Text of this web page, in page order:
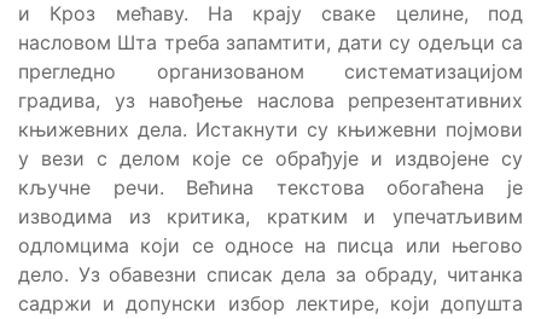
и Кроз мећаву. На крају сваке целине, под
насловом Шта треба запамтити, дати су одељци са
прегледно организованом систематизацијом
градива, уз навођење наслова репрезентативних
књижевних дела. Истакнути су књижевни појмови
у вези с делом које се обрађује и издвојене су
кључне речи. Већина текстова обогаћена је
изводима из критика, кратким и упечатљивим
одломцима који се односе на писца или његово
дело. Уз обавезни списак дела за обраду, читанка
садржи и допунски избор лектире, који допушта